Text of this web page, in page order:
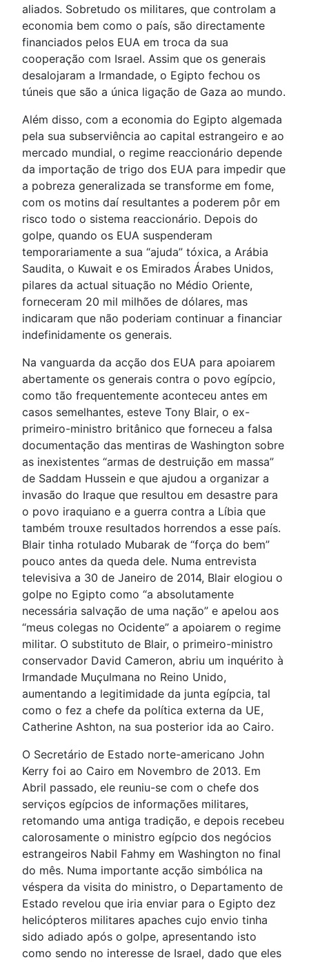
aliados. Sobretudo os militares, que controlam a
economia bem como o país, são directamente
financiados pelos EUA em troca da sua
cooperação com Israel. Assim que os generais
desalojaram a Irmandade, o Egipto fechou os
túneis que são a única ligação de Gaza ao mundo.
Além disso, com a economia do Egipto algemada
pela sua subserviência ao capital estrangeiro e ao
mercado mundial, o regime reaccionário depende
da importação de trigo dos EUA para impedir que
a pobreza generalizada se transforme em fome,
com os motins daí resultantes a poderem pôr em
risco todo o sistema reaccionário. Depois do
golpe, quando os EUA suspenderam
temporariamente a sua “ajuda” tóxica, a Arábia
Saudita, o Kuwait e os Emirados Árabes Unidos,
pilares da actual situação no Médio Oriente,
forneceram 20 mil milhões de dólares, mas
indicaram que não poderiam continuar a financiar
indefinidamente os generais.
Na vanguarda da acção dos EUA para apoiarem
abertamente os generais contra o povo egípcio,
como tão frequentemente aconteceu antes em
casos semelhantes, esteve Tony Blair, o ex-
primeiro-ministro britânico que forneceu a falsa
documentação das mentiras de Washington sobre
as inexistentes “armas de destruição em massa”
de Saddam Hussein e que ajudou a organizar a
invasão do Iraque que resultou em desastre para
o povo iraquiano e a guerra contra a Líbia que
também trouxe resultados horrendos a esse país.
Blair tinha rotulado Mubarak de “força do bem”
pouco antes da queda dele. Numa entrevista
televisiva a 30 de Janeiro de 2014, Blair elogiou o
golpe no Egipto como “a absolutamente
necessária salvação de uma nação” e apelou aos
“meus colegas no Ocidente” a apoiarem o regime
militar. O substituto de Blair, o primeiro-ministro
conservador David Cameron, abriu um inquérito à
Irmandade Muçulmana no Reino Unido,
aumentando a legitimidade da junta egípcia, tal
como o fez a chefe da política externa da UE,
Catherine Ashton, na sua posterior ida ao Cairo.
O Secretário de Estado norte-americano John
Kerry foi ao Cairo em Novembro de 2013. Em
Abril passado, ele reuniu-se com o chefe dos
serviços egípcios de informações militares,
retomando uma antiga tradição, e depois recebeu
calorosamente o ministro egípcio dos negócios
estrangeiros Nabil Fahmy em Washington no final
do mês. Numa importante acção simbólica na
véspera da visita do ministro, o Departamento de
Estado revelou que iria enviar para o Egipto dez
helicópteros militares apaches cujo envio tinha
sido adiado após o golpe, apresentando isto
como sendo no interesse de Israel, dado que eles